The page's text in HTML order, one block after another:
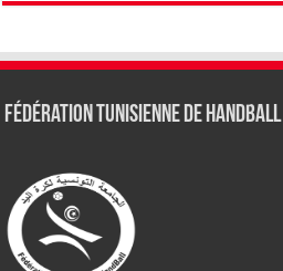
Fédération tunisienne de Handball